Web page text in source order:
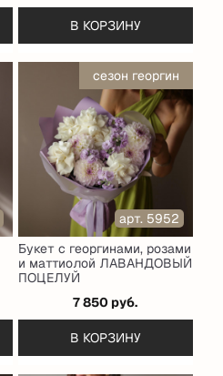
В КОРЗИНУ
арт. 5952
сезон георгин
Букет с георгинами, розами
и маттиолой ЛАВАНДОВЫЙ
ПОЦЕЛУЙ
7 850 руб.
В КОРЗИНУ